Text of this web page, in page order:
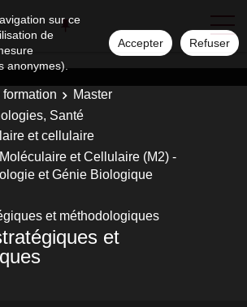
sur ce
de
anonymes).
Accepter Refuser
formation
Master
Santé
et cellulaire
et Cellulaire (M2) -
et Génie Biologique
et méthodologiques
et